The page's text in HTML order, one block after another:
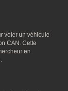
voler un véhicule
CAN. Cette
en